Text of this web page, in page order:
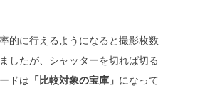
的に行えるようになると撮影枚数
したが、シャッターを切れば切る
ドは 「比較対象の宝庫」 になって